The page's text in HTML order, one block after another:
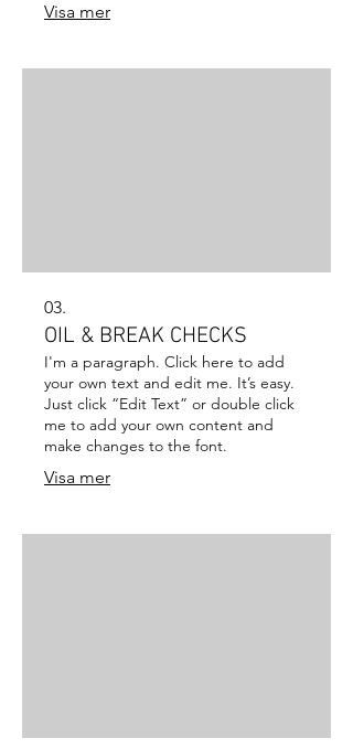
Visa mer
03.
OIL & BREAK CHECKS
I'm a paragraph. Click here to add
your own text and edit me. It’s easy.
Just click “Edit Text” or double click
me to add your own content and
make changes to the font.
Visa mer